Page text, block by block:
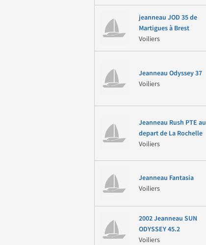
jeanneau JOD 35 de
Martigues à Brest
Voiliers
Jeanneau Odyssey 37
Voiliers
Jeanneau Rush PTE au
depart de La Rochelle
Voiliers
Jeanneau Fantasia
Voiliers
2002 Jeanneau SUN
ODYSSEY 45.2
Voiliers